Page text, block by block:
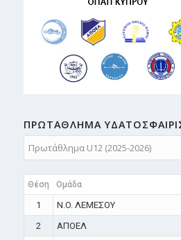
ΠΡΩΤΑΘΛΗMA
Θέση Ομάδα
1 N.O. ΛΕΜΕΣΟΥ
2
ΑΠΟΕΛ